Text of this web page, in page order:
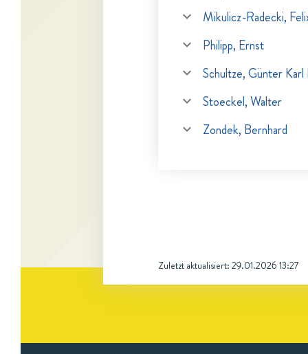
Mikulicz-Radecki,
Philipp, Ernst
Schultze, Günter Karl
Stoeckel, Walter
Zondek, Bernhard
Zuletzt aktualisiert: 29.01.2026 13:27